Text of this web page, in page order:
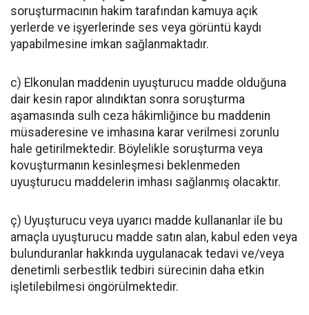
soruşturmacının hakim tarafından kamuya açık
yerlerde ve işyerlerinde ses veya görüntü kaydı
yapabilmesine imkan sağlanmaktadır.
c) Elkonulan maddenin uyuşturucu madde olduğuna
dair kesin rapor alındıktan sonra soruşturma
aşamasında sulh ceza hâkimliğince bu maddenin
müsaderesine ve imhasına karar verilmesi zorunlu
hale getirilmektedir. Böylelikle soruşturma veya
kovuşturmanın kesinleşmesi beklenmeden
uyuşturucu maddelerin imhası sağlanmış olacaktır.
ç) Uyuşturucu veya uyarıcı madde kullananlar ile bu
amaçla uyuşturucu madde satın alan, kabul eden veya
bulunduranlar hakkında uygulanacak tedavi ve/veya
denetimli serbestlik tedbiri sürecinin daha etkin
işletilebilmesi öngörülmektedir.